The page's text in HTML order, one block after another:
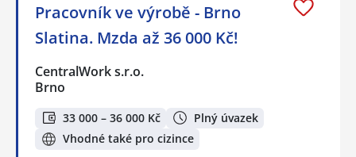
Pracovník ve výrobě - Brno
Slatina. Mzda až 36 000 Kč!
CentralWork s.r.o.
Brno
33 000 – 36 000 Kč
Plný úvazek
Vhodné také pro cizince